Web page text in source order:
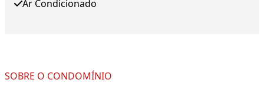
Ar Condicionado
SOBRE O CONDOMÍNIO